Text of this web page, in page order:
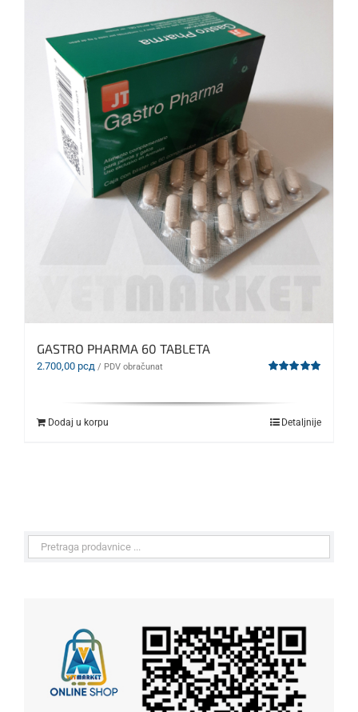
GASTRO PHARMA 60 TABLETA
2.700,00 рсд / PDV obračunat
Dodaj u korpu Detaljnije